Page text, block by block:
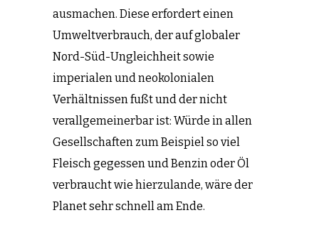
ausmachen. Diese erfordert einen
Umweltverbrauch, der auf globaler
Nord-Süd-Ungleichheit sowie
imperialen und neokolonialen
Verhältnissen fußt und der nicht
verallgemeinerbar ist: Würde in allen
Gesellschaften zum Beispiel so viel
Fleisch gegessen und Benzin oder Öl
verbraucht wie hierzulande, wäre der
Planet sehr schnell am Ende.